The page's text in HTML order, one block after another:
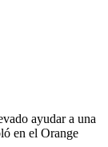
ayudar a una
en el Orange